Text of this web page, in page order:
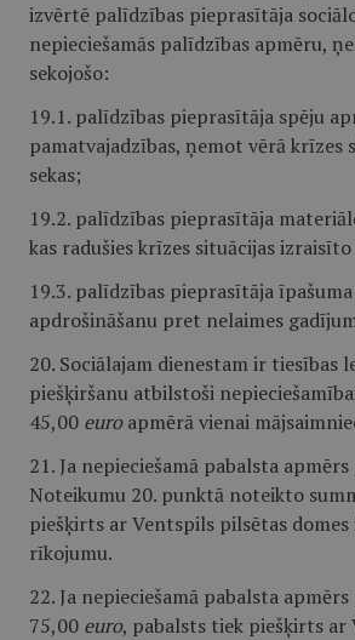
izvērtē palīdzības pieprasītāja
nepieciešamās palīdzības apmēru,
sekojošo:
19.1. palīdzības pieprasītāja spēju
pamatvajadzības, ņemot vērā krīzes
sekas;
19.2. palīdzības pieprasītāja
kas radušies krīzes situācijas
19.3. palīdzības pieprasītāja
apdrošināšanu pret nelaimes
20. Sociālajam dienestam ir tiesības
piešķiršanu atbilstoši
45,00 euroapmērā vienai
21. Ja nepieciešamā pabalsta
Noteikumu 20. punktā noteikto
piešķirts ar Ventspils pilsētas
rīkojumu.
22. Ja nepieciešamā pabalsta
75,00 euro, pabalsts tiek piešķirts ar